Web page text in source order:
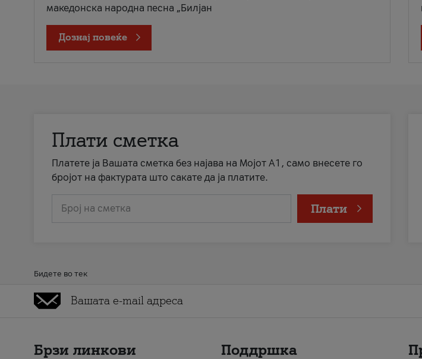
македонска народна песна „Билјан
Дознај повеќе
Плати сметка
Платете ја Вашата сметка без најава на Мојот А1, само внесете го
бројот на фактурата што сакате да ја платите.
Број на сметка Плати
Бидете во тек
Брзи линкови Поддршка